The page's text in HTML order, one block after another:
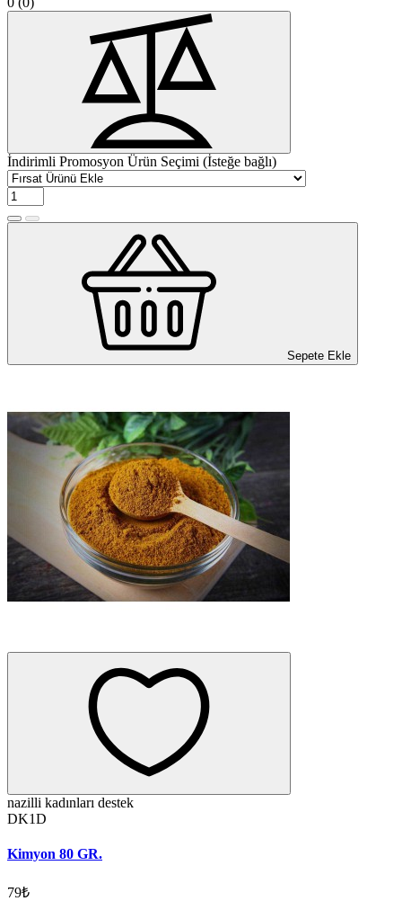
İndirimli Promosyon Ürün Seçimi (İsteğe bağlı)
Sepete Ekle
nazilli kadınları destek
DK1D
Kimyon 80 GR.
79₺